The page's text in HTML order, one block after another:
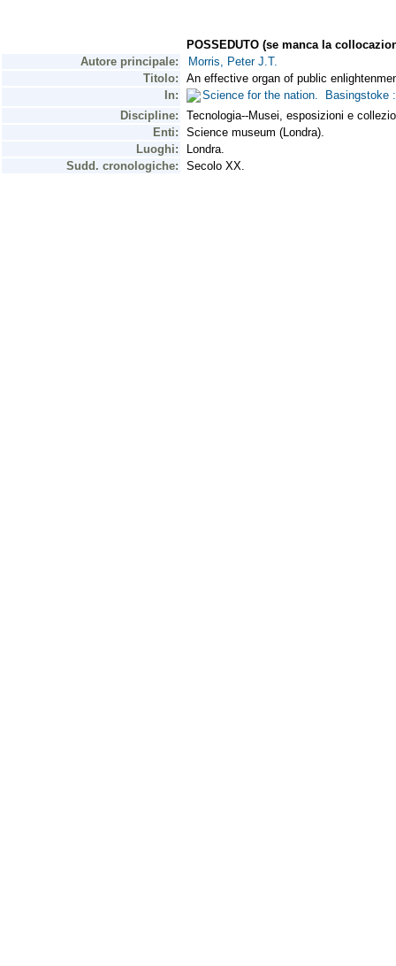
POSSEDUTO (se manca la
Autore principale:
Morris, Peter J.T.
Titolo:
An effective organ of public
In:
Science for the nation.
Discipline:
Tecnologia--Musei, esposizioni e
Enti:
Science museum (Londra).
Luoghi:
Londra.
Sudd. cronologiche:
Secolo XX.